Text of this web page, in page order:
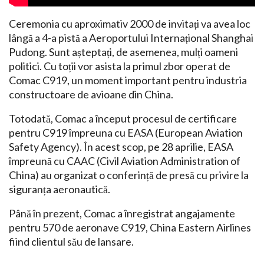
Ceremonia cu aproximativ 2000 de invitați va avea loc
lângă a 4-a pistă a Aeroportului Internațional Shanghai
Pudong. Sunt așteptați, de asemenea, mulți oameni
politici. Cu toții vor asista la primul zbor operat de
Comac C919, un moment important pentru industria
constructoare de avioane din China.
Totodată, Comac a început procesul de certificare
pentru C919 împreuna cu EASA (European Aviation
Safety Agency). În acest scop, pe 28 aprilie, EASA
împreună cu CAAC (Civil Aviation Administration of
China) au organizat o conferință de presă cu privire la
siguranța aeronautică.
Până în prezent, Comac a înregistrat angajamente
pentru 570 de aeronave C919, China Eastern Airlines
fiind clientul său de lansare.